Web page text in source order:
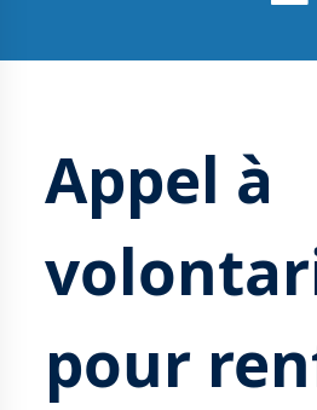
Appel à
pour